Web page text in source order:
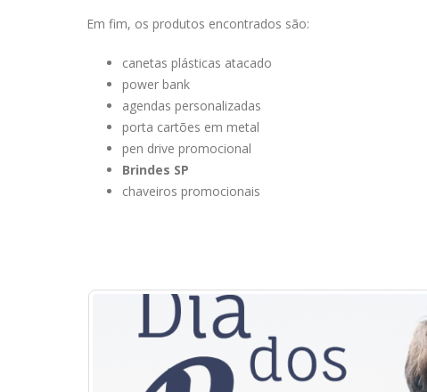
Em fim, os produtos encontrados são:
canetas plásticas atacado
power bank
agendas personalizadas
porta cartões em metal
pen drive promocional
Brindes SP
chaveiros promocionais